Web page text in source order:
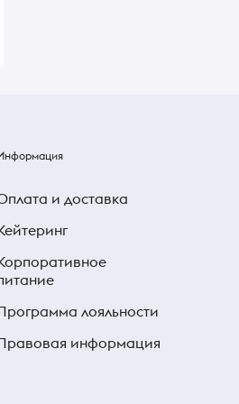
и доставка
лояльности
информация